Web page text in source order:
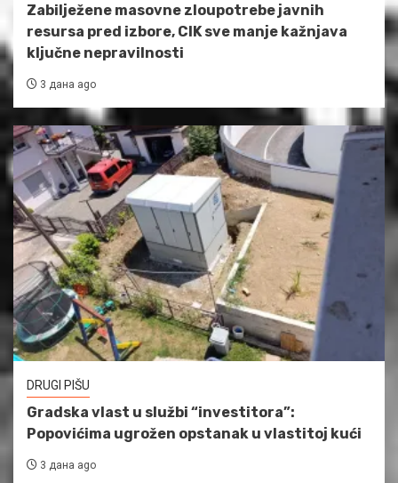
Zabilježene masovne zloupotrebe javnih
resursa pred izbore, CIK sve manje kažnjava
ključne nepravilnosti
3 дана ago
DRUGI PIŠU
Gradska vlast u službi “investitora”:
Popovićima ugrožen opstanak u vlastitoj kući
3 дана ago